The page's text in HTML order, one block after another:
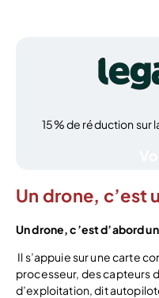
15% de réduction sur
Un drone, c’est
Un drone, c’est d’abord
Il s’appuie sur une carte
processeur, des capteurs
d’exploitation, dit